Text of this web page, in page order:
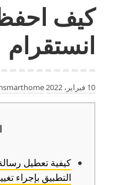
كيف
انستقرام
10 فبراير، 2022
كيفية تعطيل
التطبيق بإجراء